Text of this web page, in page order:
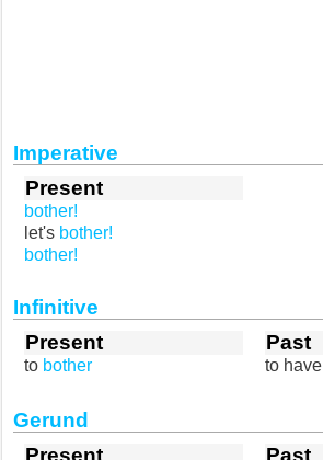
Imperative
Present
bother!
let's bother!
bother!
Infinitive
Present
to bother
Past
to have
Gerund
Present
Past